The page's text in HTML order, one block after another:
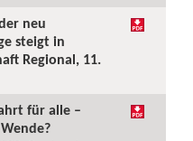
neu
steigt in
Regional, 11.
für alle –